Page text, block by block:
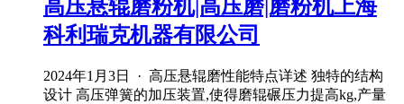
高压悬辊磨粉机|高压磨|磨粉机上海
科利瑞克机器有限公司
2024年1月3日 · 高压悬辊磨性能特点详述 独特的结构
设计 高压弹簧的加压装置,使得磨辊碾压力提高kg,产量